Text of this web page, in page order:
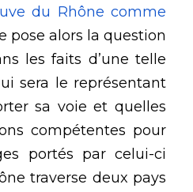
du Rhône comme
pose alors la question
les faits d’une telle
sera le représentant
sa voie et quelles
compétentes pour
portés par celui-ci
traverse deux pays